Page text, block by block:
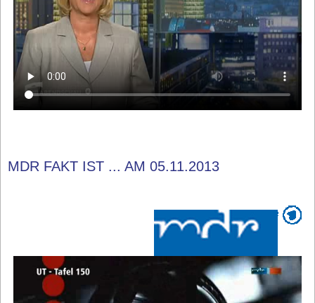
MDR FAKT IST ... AM 05.11.2013